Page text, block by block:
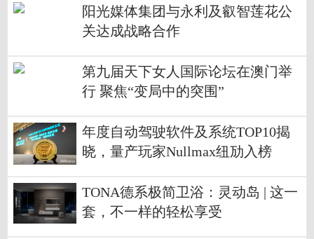
阳光媒体集团与永利及叡智莲花公
关达成战略合作
第九届天下女人国际论坛在澳门举
行 聚焦“变局中的突围”
年度自动驾驶软件及系统TOP10揭
晓，量产玩家Nullmax纽劢入榜
TONA德系极简卫浴：灵动岛 | 这一
套，不一样的轻松享受